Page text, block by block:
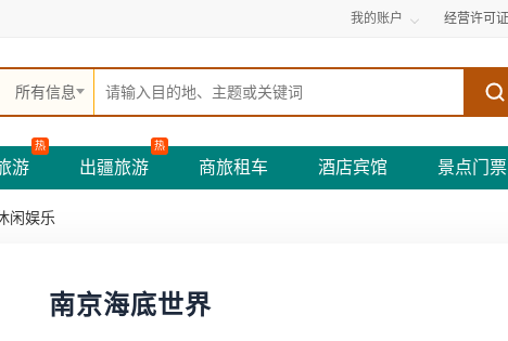
我的账户 经营许可证
所有信息
游
热
出疆旅游
热
商旅租车 酒店宾馆 景点门票
闲娱乐
南京海底世界